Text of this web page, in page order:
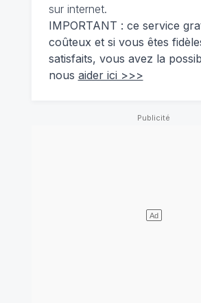
sur internet.
IMPORTANT : ce service
coûteux et si vous êtes
satisfaits, vous avez la
nous aider ici >>>